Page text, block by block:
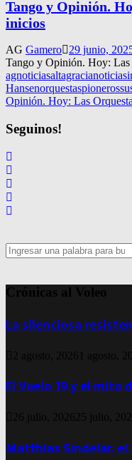
Tango y Opinión.
inicios
AG Gamero 29 junio,
Tango y Opinión. Hoy: Las
agnoticiasaltagracianoticias
Hansenorquestaspioneros
Opinión. Hoy: Las
Seguinos!
Search
for:
Crónicas al Voleo
La silenciosa
2 agosto, 2026 1 agosto,
El Vuelo 19 y el mito
26 julio, 2026 25 julio,
Matthias Sindelar,